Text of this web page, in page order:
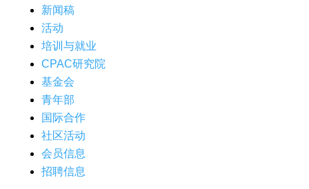
新闻稿
活动
培训与就业
CPAC研究院
基金会
青年部
国际合作
社区活动
会员信息
招聘信息